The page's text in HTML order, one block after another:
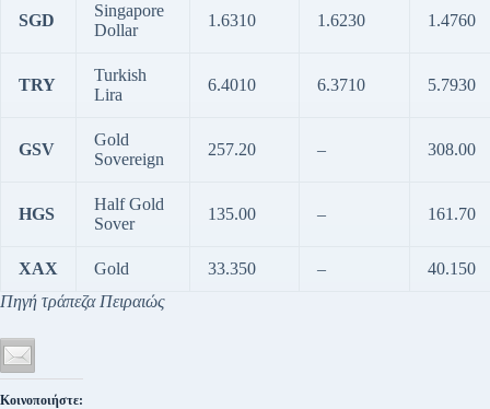
SGD
Singapore
Dollar
1.6310 1.6230 1.4760
TRY
Turkish
Lira
6.4010 6.3710 5.7930
GSV
Gold
Sovereign
257.20 – 308.00
HGS
Half Gold
Sover
135.00 – 161.70
XAX Gold 33.350 –
40.150
Πηγή τράπεζα Πειραιώς
Κοινοποιήστε: